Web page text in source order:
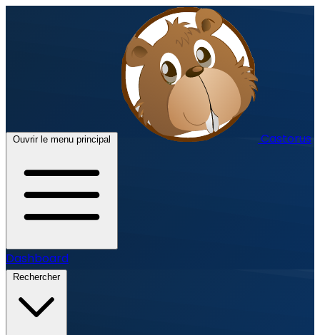
Ouvrir le menu principal Castorus
Dashboard
Rechercher